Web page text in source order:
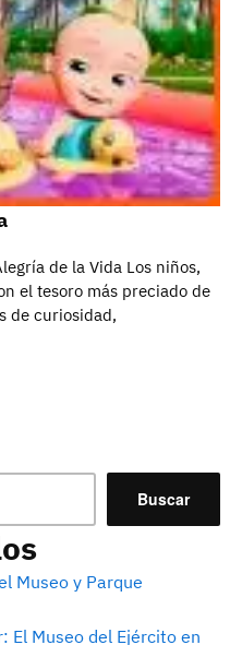
Buscar
Museo y Parque
El Museo del Ejército en
de la Vida Los niños,
el tesoro más preciado de
de curiosidad,